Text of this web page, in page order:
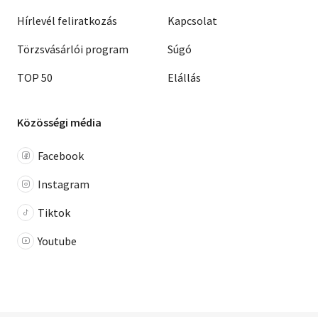
Hírlevél feliratkozás
Törzsvásárlói program
TOP 50
Kapcsolat
Súgó
Elállás
Közösségi média
Facebook
Instagram
Tiktok
Youtube